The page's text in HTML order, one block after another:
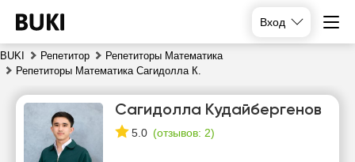
Вход
BUKI Репетитор
Репетиторы Математика
Репетиторы Математика Сагидолла К.
Сагидолла Кудайбергенов
5.0 (отзывов: 2)